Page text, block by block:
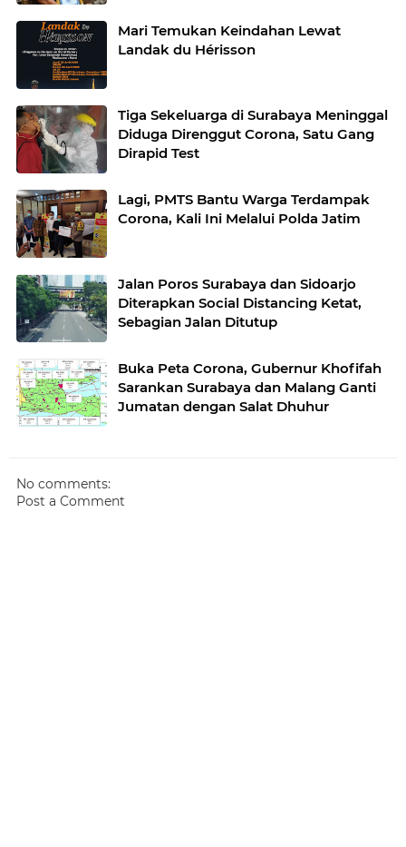
Mari Temukan Keindahan Lewat
Landak du Hérisson
Tiga Sekeluarga di Surabaya Meninggal
Diduga Direnggut Corona, Satu Gang
Dirapid Test
Lagi, PMTS Bantu Warga Terdampak
Corona, Kali Ini Melalui Polda Jatim
Jalan Poros Surabaya dan Sidoarjo
Diterapkan Social Distancing Ketat,
Sebagian Jalan Ditutup
Buka Peta Corona, Gubernur Khofifah
Sarankan Surabaya dan Malang Ganti
Jumatan dengan Salat Dhuhur
No comments:
Post a Comment